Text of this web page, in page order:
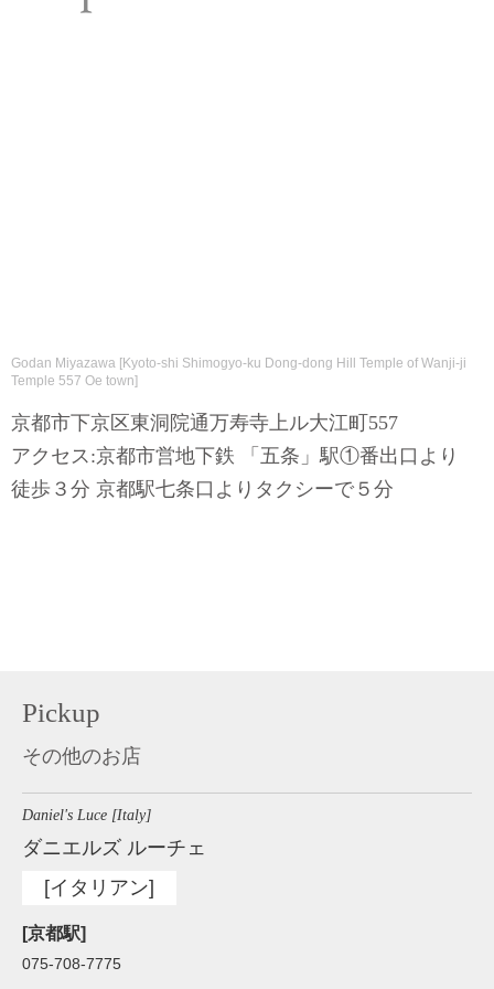
Godan Miyazawa [Kyoto-shi Shimogyo-ku Dong-dong Hill Temple of Wanji-ji
Temple 557 Oe town]
京都市下京区東洞院通万寿寺上ル大江町557
アクセス:京都市営地下鉄 「五条」駅①番出口より
徒歩３分 京都駅七条口よりタクシーで５分
Pickup
その他のお店
Daniel's Luce [Italy]
ダニエルズ ルーチェ
[イタリアン]
[京都駅]
075-708-7775